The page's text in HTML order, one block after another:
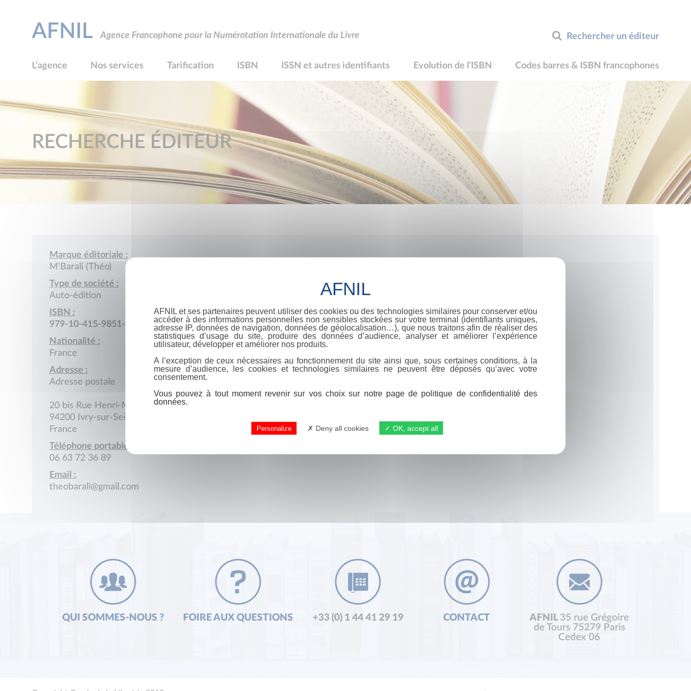
Rechercher un éditeur
AFNIL Agence Francophone pour la Numérotation Internationale du Livre
L’agence Nos services Tarification ISBN ISSN et autres identifiants Evolution de l’ISBN Codes barres & ISBN francophones
RECHERCHE ÉDITEUR
Marque éditoriale :
M'Barali (Théo)
Type de société :
Auto-édition
ISBN :
979-10-415-9851-9
Nationalité :
France
Adresse :
Adresse postale
20 bis Rue Henri-Martin
94200 Ivry-sur-Seine
France
Téléphone portable :
06 63 72 36 89
Email :
theobarali@gmail.com
QUI SOMMES-NOUS ? FOIRE AUX QUESTIONS +33 (0) 1 44 41 29 19 CONTACT AFNIL 35 rue Grégoire
de Tours 75279 Paris
Cedex 06
AFNIL et ses partenaires peuvent utiliser des cookies ou des technologies similaires pour conserver et/ou
accéder à des informations personnelles non sensibles stockées sur votre terminal (identifiants uniques,
adresse IP, données de navigation, données de géolocalisation…), que nous traitons afin de réaliser des
statistiques d’usage du site, produire des données d’audience, analyser et améliorer l’expérience
utilisateur, développer et améliorer nos produits.
A l’exception de ceux nécessaires au fonctionnement du site ainsi que, sous certaines conditions, à la
mesure d’audience, les cookies et technologies similaires ne peuvent être déposés qu’avec votre
consentement.
Vous pouvez à tout moment revenir sur vos choix sur notre page de politique de confidentialité des
données.
Personalize Deny all cookies OK, accept all